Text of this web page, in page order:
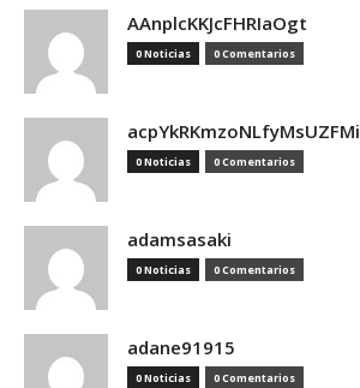
AAnplcKKJcFHRIaOgt
0 Noticias 0 Comentarios
acpYkRKmzoNLfyMsUZFMi
0 Noticias 0 Comentarios
adamsasaki
0 Noticias 0 Comentarios
adane91915
0 Noticias 0 Comentarios